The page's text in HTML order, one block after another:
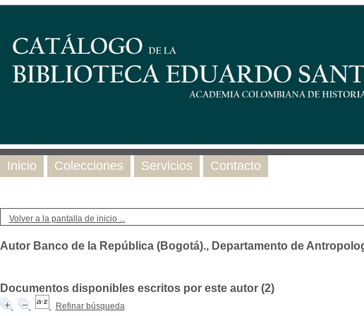
Volver a la pantalla de inicio ...
Autor Banco de la República (Bogotá)., Departamento de
Documentos disponibles escritos por este autor (2)
Refinar búsqueda
Inicio Colecciones Servicios Contacto